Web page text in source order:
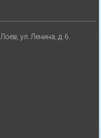
ул. Ленина, д. 6.